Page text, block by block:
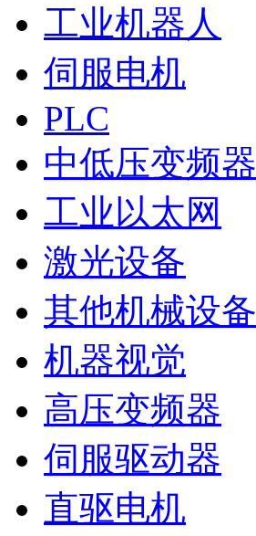
工业机器人
伺服电机
PLC
中低压变频器
工业以太网
激光设备
其他机械设备
机器视觉
高压变频器
伺服驱动器
直驱电机